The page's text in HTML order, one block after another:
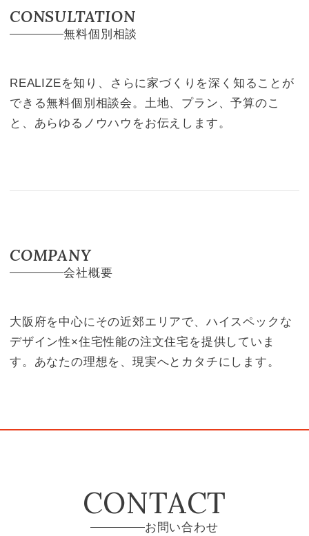
CONSULTATION
無料個別相談
REALIZEを知り、さらに家づくりを深く知ることが
できる無料個別相談会。土地、プラン、予算のこ
と、あらゆるノウハウをお伝えします。
COMPANY
会社概要
大阪府を中心にその近郊エリアで、ハイスペックな
デザイン性×住宅性能の注文住宅を提供していま
す。あなたの理想を、現実へとカタチにします。
CONTACT
お問い合わせ